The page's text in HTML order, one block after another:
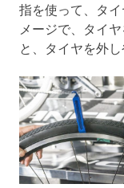
指を使って、タ
メージで、タイ
と、タイヤを外し